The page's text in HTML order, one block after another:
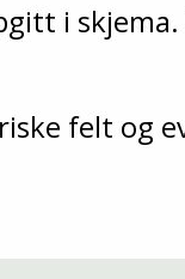
i skjema.
felt og